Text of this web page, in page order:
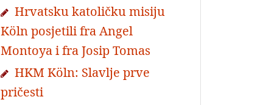
Hrvatsku katoličku misiju
Köln posjetili fra Angel
Montoya i fra Josip Tomas
HKM Köln: Slavlje prve
pričesti